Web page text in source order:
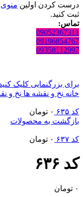
درست کردن اولین منوی
ثبت کنید.
تماس:
09052367311
09196854767
09358112997
برای بزرگنمایی کلیک
خانه نخ و نقشه ها نخ و
کد ۶۳۵ ۰ تومان
بازگشت به محصولات
کد ۶۳۷ ۰ تومان
کد ۶۳۶
۰ تومان